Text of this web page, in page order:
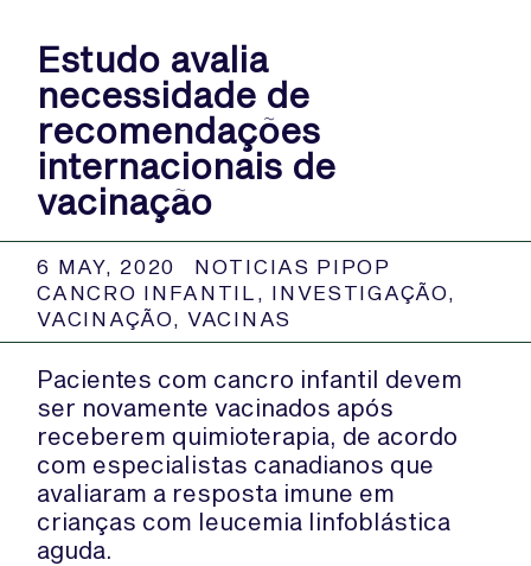
Estudo avalia
necessidade de
recomendações
internacionais de
vacinação
6 MAY, 2020
NOTICIAS PIPOP
CANCRO INFANTIL , INVESTIGAÇÃO,
VACINAÇÃO,VACINAS
Pacientes com cancro infantil devem
ser novamente vacinados após
receberem quimioterapia, de acordo
com especialistas canadianos que
avaliaram a resposta imune em
crianças com leucemia linfoblástica
aguda.